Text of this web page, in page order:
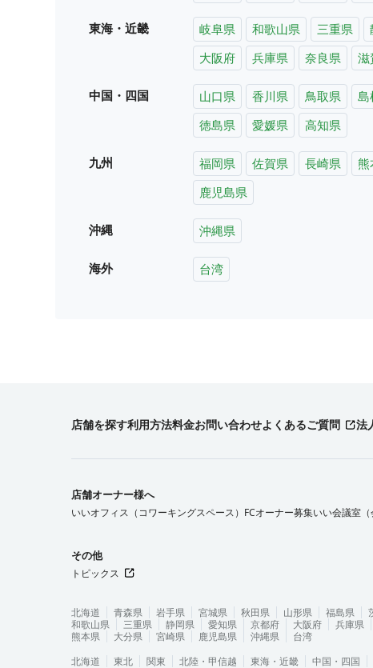
東海・近畿 岐阜県 和歌山県 三重県
大阪府
兵庫県 奈良県 滋
中国・四国 山口県 香川県 鳥取県 島
徳島県
愛媛県 高知県
九州 福岡県 佐賀県 長崎県 熊
鹿児島県
沖縄 沖縄県
海外 台湾
店舗を探す利用方法料金お問い合わせよくあるご質問 法
店舗オーナー様へ
いいオフィス（コワーキングスペース）FCオーナー募集いい会議室
その他
トピックス
北海道 青森県 岩手県 宮城県 秋田県 山形県 福島県
和歌山県
三重県 静岡県 愛知県 京都府 大阪府 兵庫県
熊本県
大分県 宮崎県 鹿児島県 沖縄県
台湾
北海道
東北 関東 北陸・甲信越 東海・近畿 中国・四国